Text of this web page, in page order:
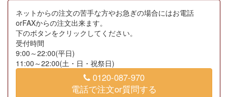
ネットからの注文の苦手な方やお急ぎの場合にはお電話
orFAXからの注文出来ます。
下のボタンをクリックしてください。
受付時間
9:00～22:00(平日)
11:00～22:00(土・日・祝祭日)
0120-087-970
電話で注文or質問する